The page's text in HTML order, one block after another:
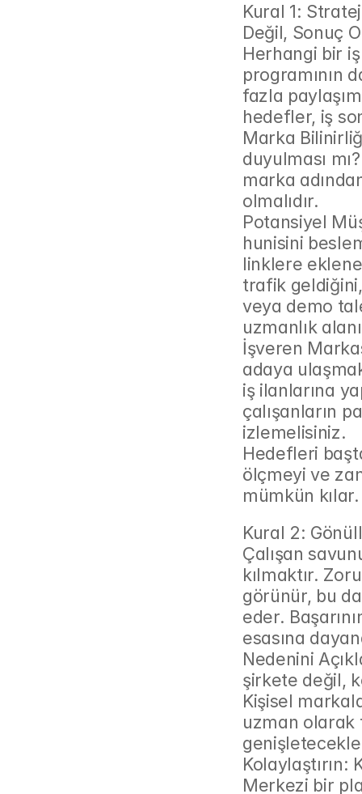
Kural 1:
Değil, Sonuç
Herhangi bir
programının
fazla
hedefler, iş
Marka
duyulması
marka
olmalıdır.
Potansiyel
hunisini
linklere
trafik
veya demo
uzmanlık
İşveren
adaya
iş ilanlarına
çalışanların
izlemelisiniz.
Hedefleri
ölçmeyi ve
mümkün kılar.
Kural 2:
Çalışan
kılmaktır.
görünür, bu
eder.
esasına
Nedenini
şirkete değil,
Kişisel
uzman olarak
Kolaylaştırın:
Merkezi bir